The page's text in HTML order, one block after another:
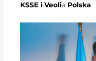
KSSE i Veolia Polska